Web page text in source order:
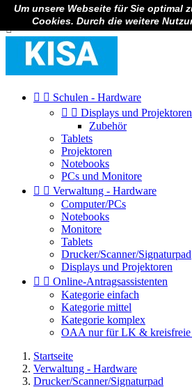
Um unsere Webseite für Sie optimal
Cookies. Durch die weitere
Anmelden

  Schulen - Hardware
  Displays und Projektoren
Zubehör
Tablets
Projektoren
Notebooks
PCs und Monitore
  Verwaltung - Hardware
Computer/PCs
Notebooks
Monitore
Tablets
Drucker/Scanner/Signaturpad
Displays und Projektoren
  Online-Antragsassistenten
Kategorie einfach
Kategorie mittel
Kategorie komplex
OAA nur für LK & kreisfreie
Startseite
Verwaltung - Hardware
Drucker/Scanner/Signaturpad